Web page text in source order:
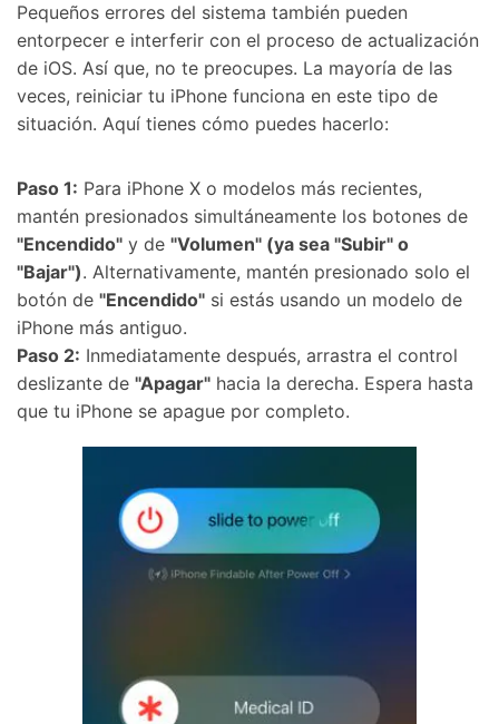
Pequeños errores del sistema también pueden
entorpecer e interferir con el proceso de actualización
de iOS. Así que, no te preocupes. La mayoría de las
veces, reiniciar tu iPhone funciona en este tipo de
situación. Aquí tienes cómo puedes hacerlo:
Paso 1: Para iPhone X o modelos más recientes,
mantén presionados simultáneamente los botones de
"Encendido" y de "Volumen" (ya sea "Subir" o
"Bajar"). Alternativamente, mantén presionado solo el
botón de "Encendido" si estás usando un modelo de
iPhone más antiguo.
Paso 2: Inmediatamente después, arrastra el control
deslizante de "Apagar" hacia la derecha. Espera hasta
que tu iPhone se apague por completo.